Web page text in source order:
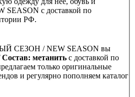
SEASON с доставкой по
РФ.
СЕЗОН / NEW SEASON вы
Состав: метанить с доставкой по
только оригинальные
и регулярно пополняем каталог